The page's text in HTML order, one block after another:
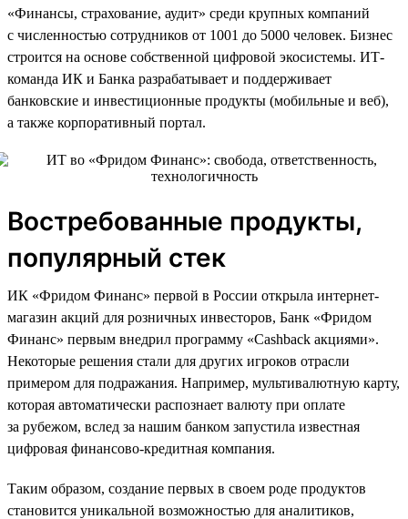
«Финансы, страхование, аудит» среди крупных компаний
с численностью сотрудников от 1001 до 5000 человек. Бизнес
строится на основе собственной цифровой экосистемы. ИТ-
команда ИК и Банка разрабатывает и поддерживает
банковские и инвестиционные продукты (мобильные и веб),
а также корпоративный портал.
Востребованные продукты,
популярный стек
ИК «Фридом Финанс» первой в России открыла интернет-
магазин акций для розничных инвесторов, Банк «Фридом
Финанс» первым внедрил программу «Cashback акциями».
Некоторые решения стали для других игроков отрасли
примером для подражания. Например, мультивалютную карту,
которая автоматически распознает валюту при оплате
за рубежом, вслед за нашим банком запустила известная
цифровая финансово-кредитная компания.
Таким образом, создание первых в своем роде продуктов
становится уникальной возможностью для аналитиков,